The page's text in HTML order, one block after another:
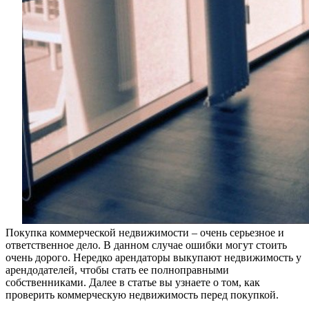
Покупка коммерческой недвижимости – очень серьезное и
ответственное дело. В данном случае ошибки могут стоить
очень дорого. Нередко арендаторы выкупают недвижимость у
арендодателей, чтобы стать ее полноправными
собственниками. Далее в статье вы узнаете о том, как
проверить коммерческую недвижимость перед покупкой.